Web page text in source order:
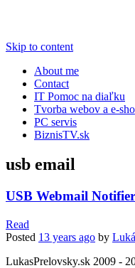
Skip to content
About me
Contact
IT Pomoc na diaľku
Tvorba webov a e-
PC servis
BiznisTV.sk
usb email
USB Webmail
Read
Posted 13 years ago by
LukasPrelovsky.sk 2009 -